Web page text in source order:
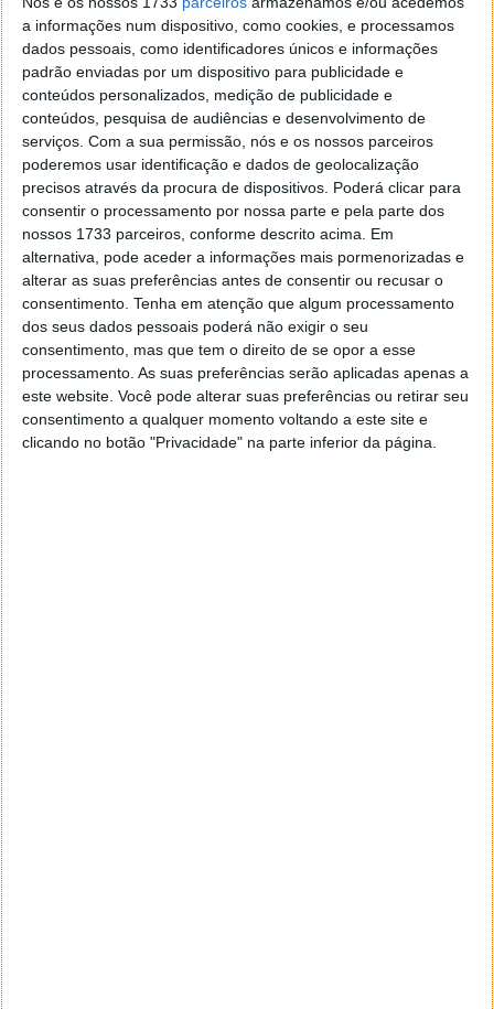
a informações num dispositivo, como cookies, e processamos
dados pessoais, como identificadores únicos e informações
padrão enviadas por um dispositivo para publicidade e
conteúdos personalizados, medição de publicidade e
conteúdos, pesquisa de audiências e desenvolvimento de
serviços. Com a sua permissão, nós e os nossos parceiros
poderemos usar identificação e dados de geolocalização
precisos através da procura de dispositivos. Poderá clicar para
consentir o processamento por nossa parte e pela parte dos
nossos 1733 parceiros, conforme descrito acima. Em
alternativa, pode aceder a informações mais pormenorizadas e
alterar as suas preferências antes de consentir ou recusar o
consentimento. Tenha em atenção que algum processamento
dos seus dados pessoais poderá não exigir o seu
consentimento, mas que tem o direito de se opor a esse
processamento. As suas preferências serão aplicadas apenas a
este website. Você pode alterar suas preferências ou retirar seu
consentimento a qualquer momento voltando a este site e
clicando no botão "Privacidade" na parte inferior da página.
Tags: aumentar netflix planos preços streaming
PRÓXIMO ARTIGO
De que formas pode ser pago o seu subsídio de
alimentação?
ARTIGO ANTERIOR
Uma simples atualização de software trouxe muito
mais segurança aos carros da Tesla